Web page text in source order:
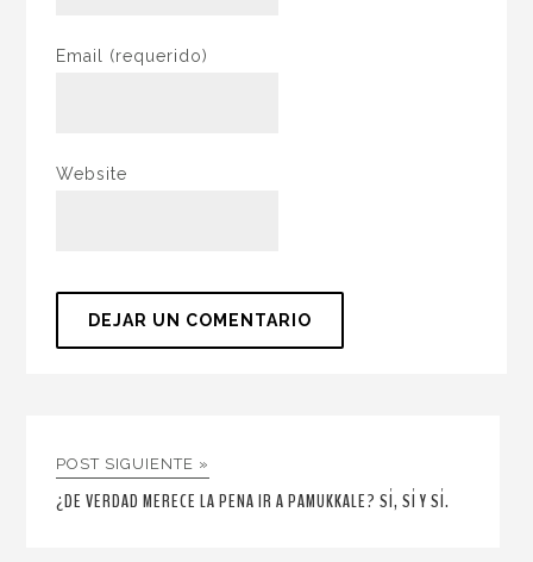
Email (requerido)
Website
POST SIGUIENTE »
¿DE VERDAD MERECE LA PENA IR A PAMUKKALE? SÍ, SÍ Y SÍ.